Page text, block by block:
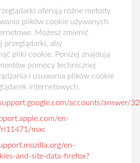
oferują różne metody
plików cookie używanych
Możesz zmienić
przeglądarki, aby
pliki cookie. Poniżej znajdują
pomocy technicznej
i usuwania plików cookie
internetowych.
accounts/answer/
en-
mac
en-
and-site-data-firefox?